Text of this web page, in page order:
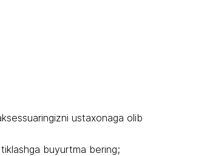
ustaxonaga olib
buyurtma bering;